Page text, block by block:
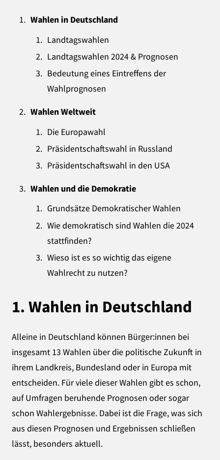
Wahlen in Deutschland
Landtagswahlen
Landtagswahlen 2024 & Prognosen
Bedeutung eines Eintreffens der
Wahlprognosen
Wahlen Weltweit
Die Europawahl
Präsidentschaftswahl in Russland
Präsidentschaftswahl in den USA
Wahlen und die Demokratie
Grundsätze Demokratischer Wahlen
Wie demokratisch sind Wahlen die 2024
stattfinden?
Wieso ist es so wichtig das eigene
Wahlrecht zu nutzen?
1. Wahlen in Deutschland
Alleine in Deutschland können Bürger:innen bei
insgesamt 13 Wahlen über die politische Zukunft in
ihrem Landkreis, Bundesland oder in Europa mit
entscheiden. Für viele dieser Wahlen gibt es schon,
auf Umfragen beruhende Prognosen oder sogar
schon Wahlergebnisse. Dabei ist die Frage, was sich
aus diesen Prognosen und Ergebnissen schließen
lässt, besonders aktuell.